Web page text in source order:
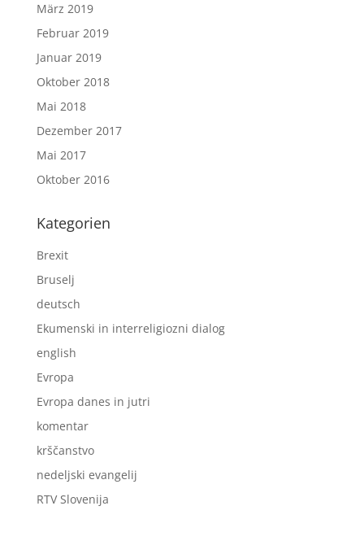
März 2019
Februar 2019
Januar 2019
Oktober 2018
Mai 2018
Dezember 2017
Mai 2017
Oktober 2016
Kategorien
Brexit
Bruselj
deutsch
Ekumenski in interreligiozni dialog
english
Evropa
Evropa danes in jutri
komentar
krščanstvo
nedeljski evangelij
RTV Slovenija